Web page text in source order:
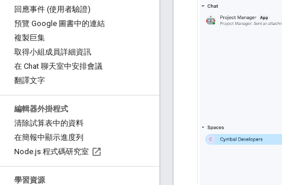
回應事件 (使用者驗證)
預覽 Google 圖書中的連結
複製巨集
取得小組成員詳細資訊
在 Chat 聊天室中安排會議
翻譯文字
編輯器外掛程式
清除試算表中的資料
在簡報中顯示進度列
Node.js 程式碼研究室
學習資源